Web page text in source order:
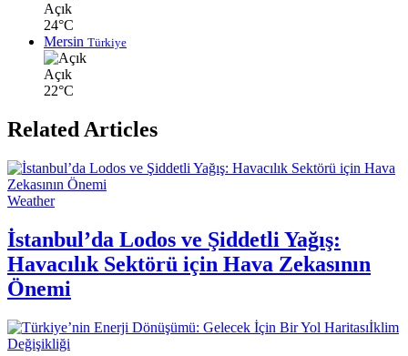
Açık
24°C
Mersin Türkiye
Açık
22°C
Related Articles
Weather
İstanbul’da Lodos ve Şiddetli Yağış:
Havacılık Sektörü için Hava Zekasının
Önemi
İklim
Değişikliği